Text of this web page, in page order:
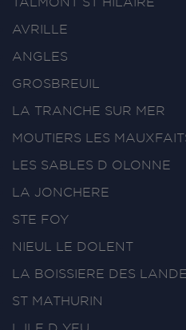
AVRILLE
ANGLES
GROSBREUIL
LA TRANCHE SUR MER
MOUTIERS LES
LES SABLES D OLONNE
LA JONCHERE
STE FOY
NIEUL LE DOLENT
LA BOISSIERE DES
ST MATHURIN